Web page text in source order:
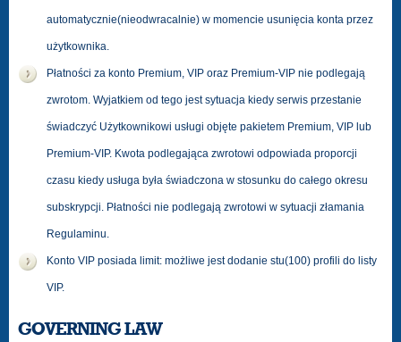
automatycznie(nieodwracalnie) w momencie usunięcia konta przez
użytkownika.
Płatności za konto Premium, VIP oraz Premium-VIP nie podlegają
zwrotom. Wyjatkiem od tego jest sytuacja kiedy serwis przestanie
świadczyć Użytkownikowi usługi objęte pakietem Premium, VIP lub
Premium-VIP. Kwota podlegająca zwrotowi odpowiada proporcji
czasu kiedy usługa była świadczona w stosunku do całego okresu
subskrypcji. Płatności nie podlegają zwrotowi w sytuacji złamania
Regulaminu.
Konto VIP posiada limit: możliwe jest dodanie stu(100) profili do listy
VIP.
GOVERNING LAW